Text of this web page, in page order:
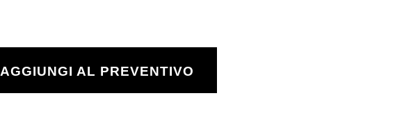
AGGIUNGI AL PREVENTIVO